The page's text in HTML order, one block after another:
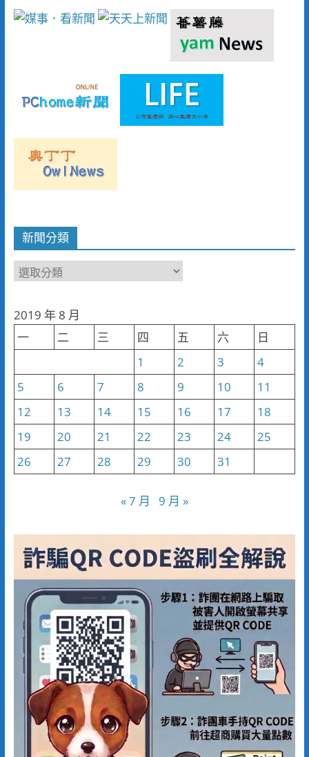
新聞分類
新
類
2019 年 8 月
一
二 三 四 五 六
日
1
2 3
4
5
6 7 8 9 10
11
12
13 14 15 16 17
18
19
20 21 22 23 24
25
26
27 28 29 30 31
« 7 月 9 月 »